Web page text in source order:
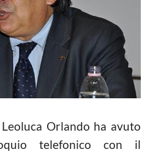
Orlando ha avuto
telefonico con il